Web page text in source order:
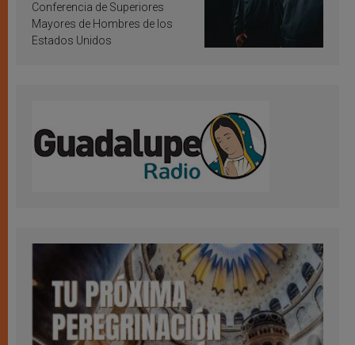
Conferencia de Superiores
Mayores de Hombres de los
Estados Unidos